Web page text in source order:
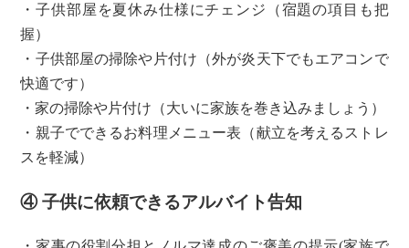
・子供部屋を夏休み仕様にチェンジ（宿題の項目も把
握）
・子供部屋の掃除や片付け（外が炎天下でもエアコンで
快適です）
・家の掃除や片付け（大いに家族を巻き込みましょう）
・親子でできるお料理メニュー表（献立を考えるストレ
スを軽減）
④ 子供に依頼できるアルバイト告知